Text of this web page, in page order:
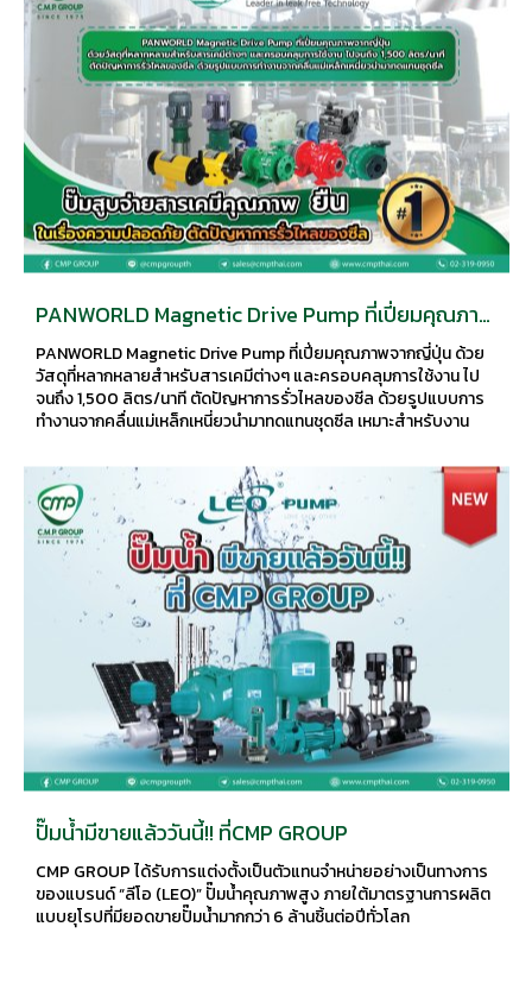
อุตสาหกรรมต่างๆ
PANWORLD Magnetic Drive Pump ที่เปี่ยมคุณภาพ
จากญี่ปุ่น ด้วยวัสดุที่หลากหลายสำหรับสารเคมีต่างๆ
PANWORLD Magnetic Drive Pump ที่เปี่ยมคุณภาพจากญี่ปุ่น ด้วย
วัสดุที่หลากหลายสำหรับสารเคมีต่างๆ และครอบคลุมการใช้งาน ไป
จนถึง 1,500 ลิตร/นาที ตัดปัญหาการรั่วไหลของซีล ด้วยรูปแบบการ
ทำงานจากคลื่นแม่เหล็กเหนี่ยวนำมาทดแทนชุดซีล เหมาะสำหรับงาน
ปั๊มน้ำมีขายแล้ววันนี้!! ที่CMP GROUP
CMP GROUP ได้รับการแต่งตั้งเป็นตัวแทนจำหน่ายอย่างเป็นทางการ
ของแบรนด์ “ลีโอ (LEO)” ปั๊มน้ำคุณภาพสูง ภายใต้มาตรฐานการผลิต
แบบยุโรปที่มียอดขายปั๊มน้ำมากกว่า 6 ล้านชิ้นต่อปีทั่วโลก